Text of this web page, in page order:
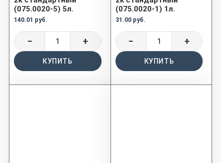
(075.0020-5) 5л.
140.01 руб.
− +
КУПИТЬ
(075.0020-1) 1л.
31.00 руб.
− +
КУПИТЬ